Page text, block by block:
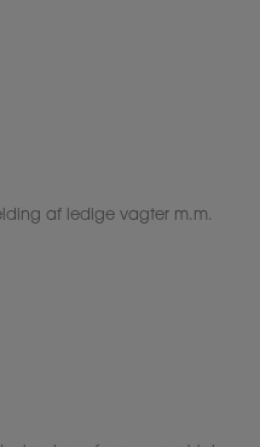
af ledige vagter m.m.